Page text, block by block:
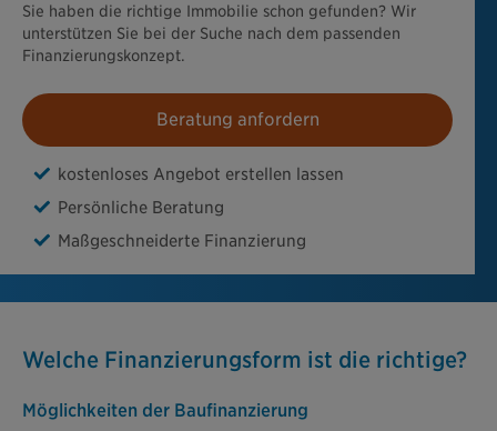
Sie haben die richtige Immobilie schon gefunden? Wir
unterstützen Sie bei der Suche nach dem passenden
Finanzierungskonzept.
Beratung anfordern
kostenloses Angebot erstellen lassen
Persönliche Beratung
Maßgeschneiderte Finanzierung
Welche Finanzierungsform ist die richtige?
Möglichkeiten der Baufinanzierung